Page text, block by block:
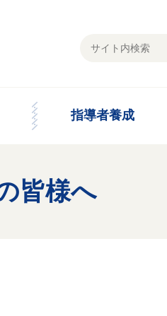
指導者養成
皆様へ